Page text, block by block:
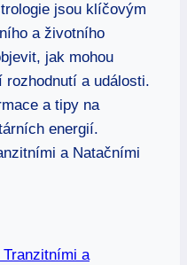
jsou klíčovým
a životního
jak mohou
a události.
a tipy na
energií.
a